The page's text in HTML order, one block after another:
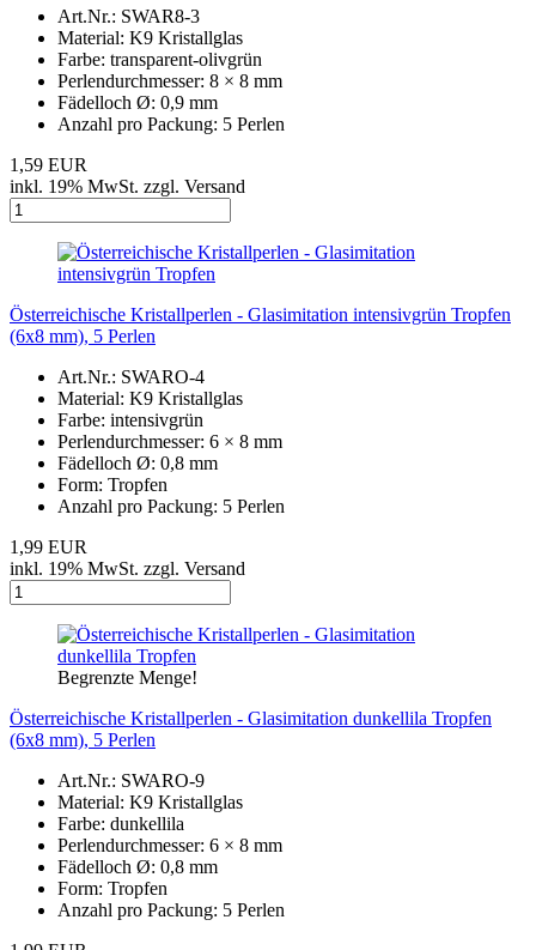
Art.Nr.: SWAR8-3
Material: K9 Kristallglas
Farbe: transparent-olivgrün
Perlendurchmesser: 8 × 8 mm
Fädelloch Ø: 0,9 mm
Anzahl pro Packung: 5 Perlen
1,59 EUR
inkl. 19% MwSt. zzgl. Versand
Österreichische Kristallperlen - Glasimitation intensivgrün Tropfen
(6x8 mm), 5 Perlen
Art.Nr.: SWARO-4
Material: K9 Kristallglas
Farbe: intensivgrün
Perlendurchmesser: 6 × 8 mm
Fädelloch Ø: 0,8 mm
Form: Tropfen
Anzahl pro Packung: 5 Perlen
1,99 EUR
inkl. 19% MwSt. zzgl. Versand
Begrenzte Menge!
Österreichische Kristallperlen - Glasimitation dunkellila Tropfen
(6x8 mm), 5 Perlen
Art.Nr.: SWARO-9
Material: K9 Kristallglas
Farbe: dunkellila
Perlendurchmesser: 6 × 8 mm
Fädelloch Ø: 0,8 mm
Form: Tropfen
Anzahl pro Packung: 5 Perlen